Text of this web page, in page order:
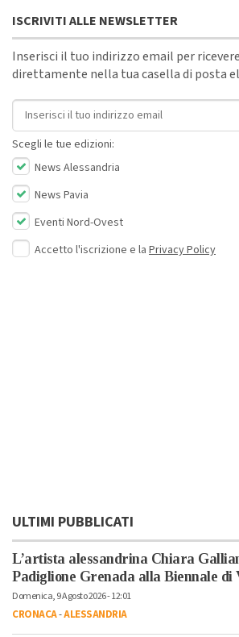
ISCRIVITI ALLE NEWSLETTER
Inserisci il tuo indirizzo email per
direttamente nella tua casella di posta
Indirizzo email
Scegli le tue edizioni:
News Alessandria
News Pavia
Eventi Nord-Ovest
Accetto l'iscrizione e la Privacy Policy
ULTIMI PUBBLICATI
L’artista alessandrina Chiara
Padiglione Grenada alla Biennale di
Domenica, 9 Agosto 2026 - 12:01
CRONACA-ALESSANDRIA